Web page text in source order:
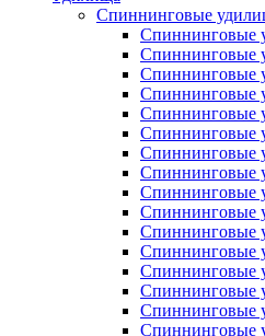
Спиннинговые
Спиннинговые
Спиннинговые
Спиннинговые
Спиннинговые
Спиннинговые
Спиннинговые
Спиннинговые
Спиннинговые
Спиннинговые
Спиннинговые
Спиннинговые
Спиннинговые
Спиннинговые
Спиннинговые
Спиннинговые